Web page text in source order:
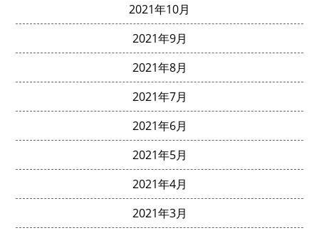
2021年10月
2021年9月
2021年8月
2021年7月
2021年6月
2021年5月
2021年4月
2021年3月